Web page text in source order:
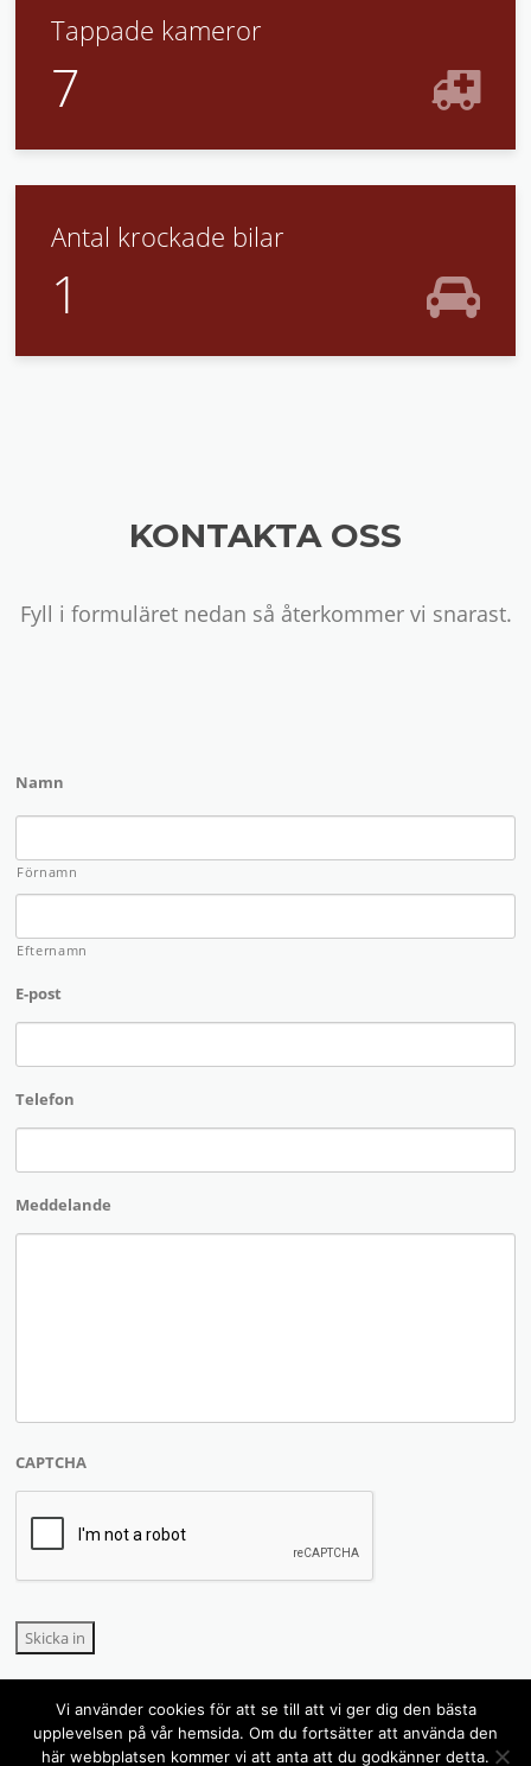
Tappade kameror
7
Antal krockade bilar
1
KONTAKTA OSS
Fyll i formuläret nedan så återkommer vi snarast.
Namn
Förnamn
Efternamn
E-post
Telefon
Meddelande
CAPTCHA
Skicka in
Vi använder cookies för att se till att vi ger dig den bästa
upplevelsen på vår hemsida. Om du fortsätter att använda den
här webbplatsen kommer vi att anta att du godkänner detta.